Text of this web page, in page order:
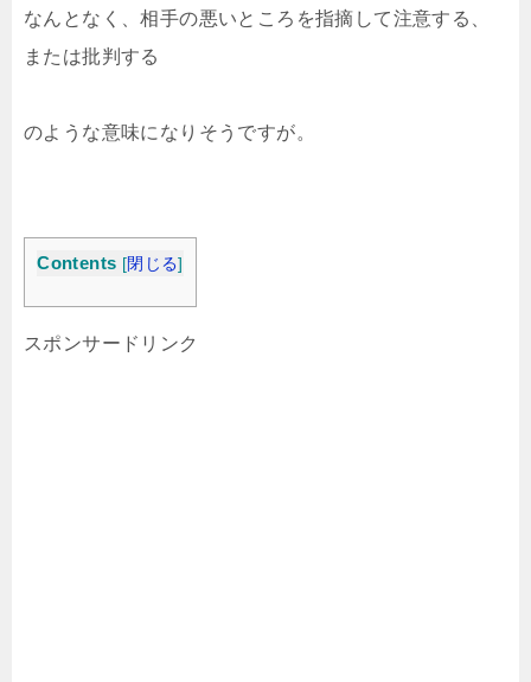
なんとなく、相手の悪いところを指摘して注意する、
または批判する
のような意味になりそうですが。
Contents [閉じる]
スポンサードリンク